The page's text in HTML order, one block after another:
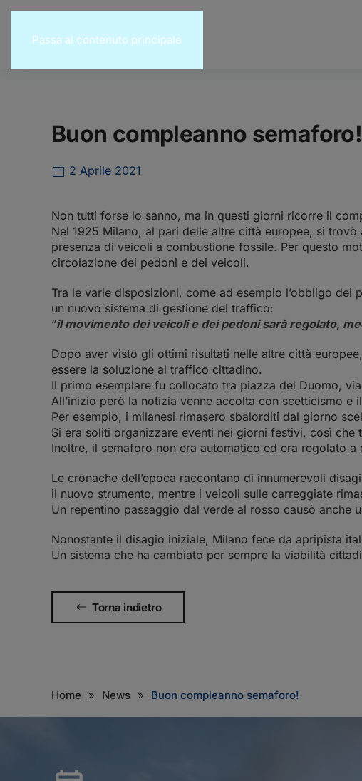
Passa al contenuto principale
Buon compleanno semaforo!
2 Aprile 2021
Non tutti forse lo sanno, ma in questi giorni ricorre il
Nel 1925 Milano, al pari delle altre città europee, si
presenza di veicoli a combustione fossile. Per questo
circolazione dei pedoni e dei veicoli.
Tra le varie disposizioni, come ad esempio l’obbligo dei
un nuovo sistema di gestione del traffico:
“il movimento dei veicoli e dei pedoni sarà regolato,
Dopo aver visto gli ottimi risultati nelle altre città
essere la soluzione al traffico cittadino.
Il primo esemplare fu collocato tra piazza del Duomo,
All’inizio però la notizia venne accolta con scetticismo e
Per esempio, i milanesi rimasero sbalorditi dal giorno
Si era soliti organizzare eventi nei giorni festivi, così che
Inoltre, il semaforo non era automatico ed era regolato
Le cronache dell’epoca raccontano di innumerevoli
il nuovo strumento, mentre i veicoli sulle carreggiate
Un repentino passaggio dal verde al rosso causò anche
Nonostante il disagio iniziale, Milano fece da apripista
Un sistema che ha cambiato per sempre la viabilità
Torna indietro
Home News Buon compleanno semaforo!